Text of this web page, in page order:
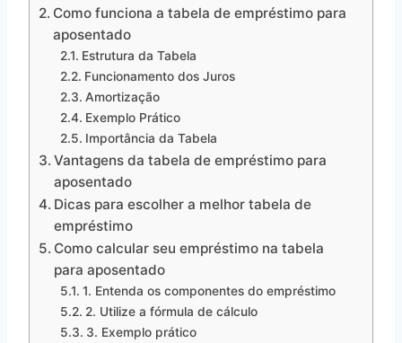
Como funciona a tabela de empréstimo para
aposentado
Estrutura da Tabela
Funcionamento dos Juros
Amortização
Exemplo Prático
Importância da Tabela
Vantagens da tabela de empréstimo para
aposentado
Dicas para escolher a melhor tabela de
empréstimo
Como calcular seu empréstimo na tabela
para aposentado
1. Entenda os componentes do empréstimo
2. Utilize a fórmula de cálculo
3. Exemplo prático